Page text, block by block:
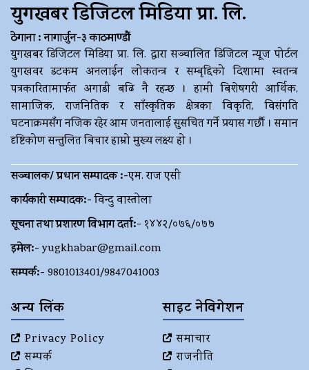
युगखबर डिजिटल मिडिया प्रा. लि.
ठेगाना : नागार्जुन-३ काठमाण्डौं
युगखबर डिजिटल मिडिया प्रा. लि. द्धारा सञ्चालित डिजिटल न्यूज पोर्टल
युगखवर डटकम अनलाईन लोकतन्त्र र सम्बृद्दिको दिशामा स्वतन्त्र
पत्रकारितामार्फत अगाडी बढि नै रहन्छ । हामी बिशेषगरी आर्थिक,
सामाजिक, राजनितिक र साँस्कृतिक क्षेत्रका विकृति, विसंगति
घटनाक्रमसँग नजिक रहेर आम जनतालाई सुसचित गर्ने प्रयास गर्छौ । समान
दृष्टिकोण सन्तुलित बिचार हाम्रो मुख्य लक्ष्य हो ।
सञ्चालक/ प्रधान सम्पादक :-एम. राज एसी
कार्यकारी सम्पादक:-विन्दु वास्तोला
सूचना तथा प्रशारण विभाग दर्ता:- १४४२/०७६/०७७
इमेल:- yugkhabar@gmail.com
सम्पर्क:- 9801013401/9847041003
अन्य लिंक
Privacy Policy
सम्पर्क
साइट नेविगेशन
समाचार
राजनीति